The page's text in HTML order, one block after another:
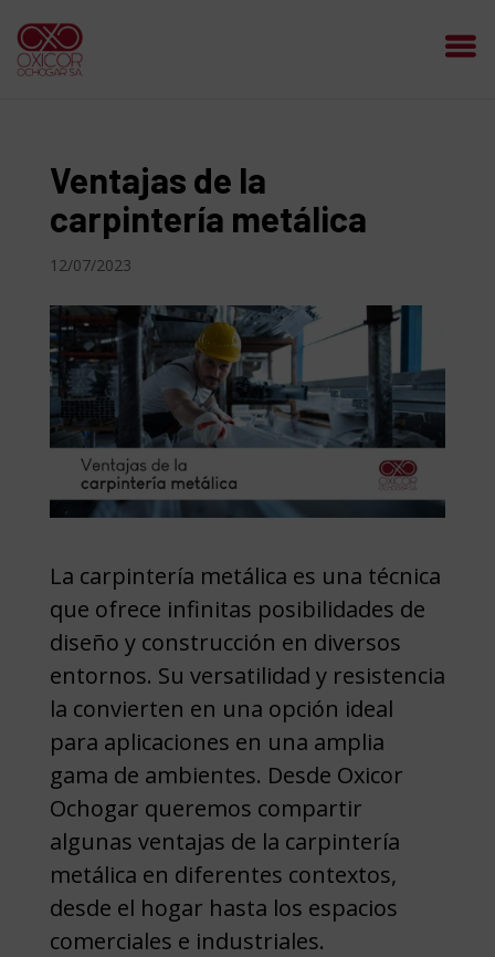
Ventajas de la
carpintería metálica
12/07/2023
La carpintería metálica es una técnica
que ofrece infinitas posibilidades de
diseño y construcción en diversos
entornos. Su versatilidad y resistencia
la convierten en una opción ideal
para aplicaciones en una amplia
gama de ambientes. Desde Oxicor
Ochogar queremos compartir
algunas ventajas de la carpintería
metálica en diferentes contextos,
desde el hogar hasta los espacios
comerciales e industriales.